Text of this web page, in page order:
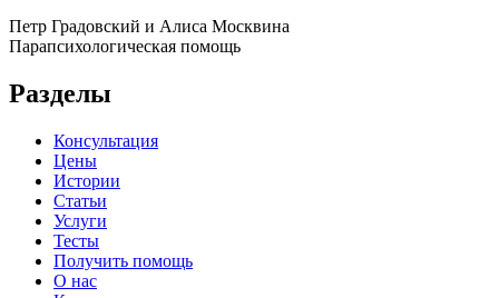
Петр Градовский и Алиса Москвина
Парапсихологическая помощь
Разделы
Консультация
Цены
Истории
Статьи
Услуги
Тесты
Получить помощь
О нас